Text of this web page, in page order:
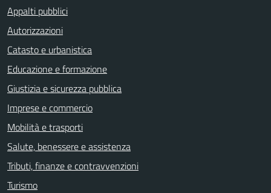
Appalti pubblici
Autorizzazioni
Catasto e urbanistica
Educazione e formazione
Giustizia e sicurezza pubblica
Imprese e commercio
Mobilità e trasporti
Salute, benessere e assistenza
Tributi, finanze e contravvenzioni
Turismo